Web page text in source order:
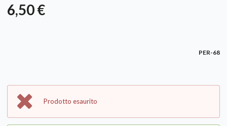
6,50 €
PER-68
Prodotto esaurito